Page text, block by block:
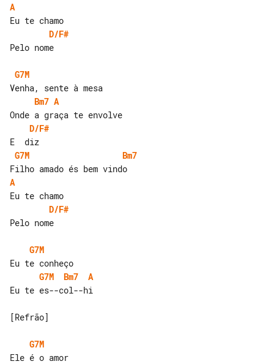
A
D/F#
Pelo nome
G7M
Bm7 A
D/F#
G7M
Bm7
A
D/F#
Pelo nome
G7M
G7M
Bm7
A
Eu te es--col--hi
[Refrão]
G7M